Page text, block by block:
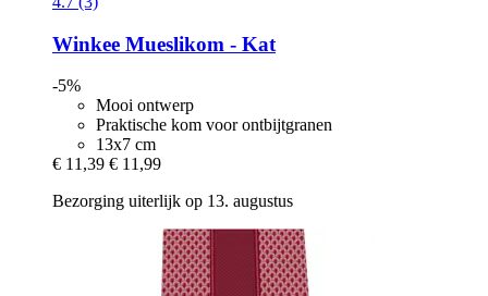
Winkee Mueslikom -​ Kat
-5%
Mooi ontwerp
Praktische kom voor ontbijtgranen
13x7 cm
€ 11,39 € 11,99
Bezorging uiterlijk op 13. augustus